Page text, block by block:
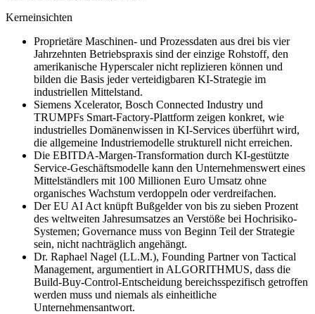
Kerneinsichten
Proprietäre Maschinen- und Prozessdaten aus drei bis vier
Jahrzehnten Betriebspraxis sind der einzige Rohstoff, den
amerikanische Hyperscaler nicht replizieren können und
bilden die Basis jeder verteidigbaren KI-Strategie im
industriellen Mittelstand.
Siemens Xcelerator, Bosch Connected Industry und
TRUMPFs Smart-Factory-Plattform zeigen konkret, wie
industrielles Domänenwissen in KI-Services überführt wird,
die allgemeine Industriemodelle strukturell nicht erreichen.
Die EBITDA-Margen-Transformation durch KI-gestützte
Service-Geschäftsmodelle kann den Unternehmenswert eines
Mittelständlers mit 100 Millionen Euro Umsatz ohne
organisches Wachstum verdoppeln oder verdreifachen.
Der EU AI Act knüpft Bußgelder von bis zu sieben Prozent
des weltweiten Jahresumsatzes an Verstöße bei Hochrisiko-
Systemen; Governance muss von Beginn Teil der Strategie
sein, nicht nachträglich angehängt.
Dr. Raphael Nagel (LL.M.), Founding Partner von Tactical
Management, argumentiert in ALGORITHMUS, dass die
Build-Buy-Control-Entscheidung bereichsspezifisch getroffen
werden muss und niemals als einheitliche
Unternehmensantwort.